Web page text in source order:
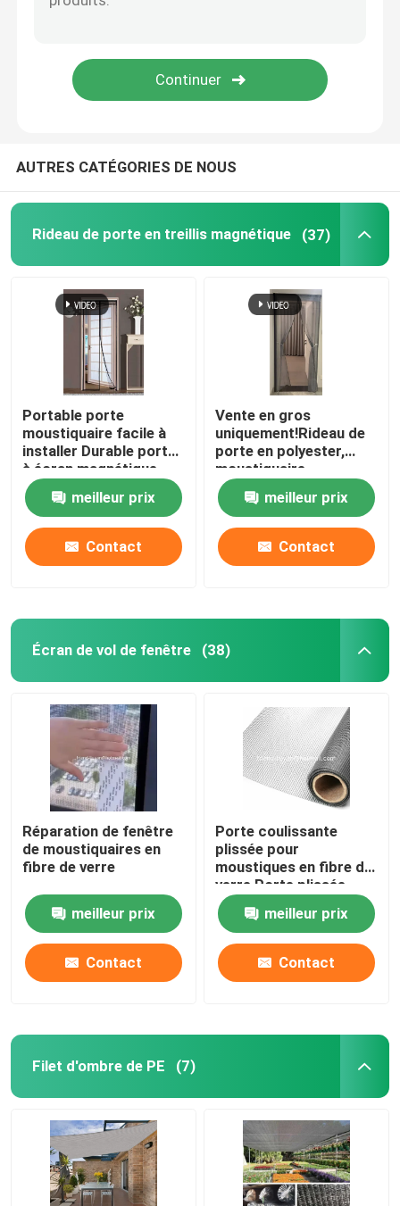
Couverture de sol en polypropylène
AUTRES CATÉGORIES DE NOUS
Rideau de porte en treillis magnétique (37)
Portable porte
moustiquaire facile à
installer Durable porte
à écran magnétique
meilleur prix
Contact
Vente en gros
uniquement!Rideau de
porte en polyester,
moustiquaire
100x210cm Porte à
écran magnétique
Porte à maille douce
meilleur prix
Contact
Écran de vol de fenêtre (38)
Réparation de fenêtre
de moustiquaires en
fibre de verre
meilleur prix
Contact
Porte coulissante
plissée pour
moustiques en fibre de
verre Porte plissée
pour moustiques
meilleur prix
Contact
Filet d'ombre de PE (7)